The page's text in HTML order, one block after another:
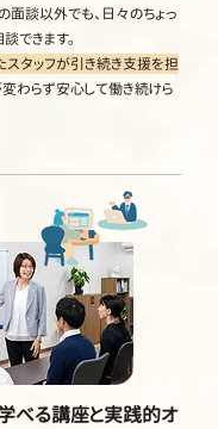
面談以外でも、日々のちょっ
できます。
タッフが引き続き支援を担
わらず安心して働き続けら
べる講座と実践的オ